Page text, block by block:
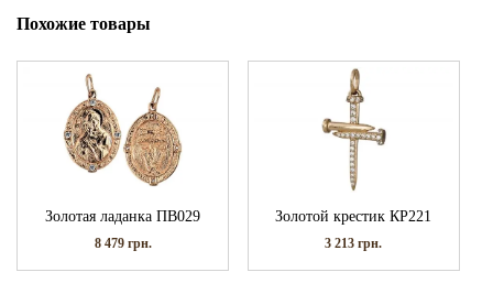
Похожие товары
Золотая ладанка ПВ029
8 479 грн.
Золотой крестик КР221
3 213грн.